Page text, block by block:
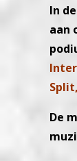
In
aan
De